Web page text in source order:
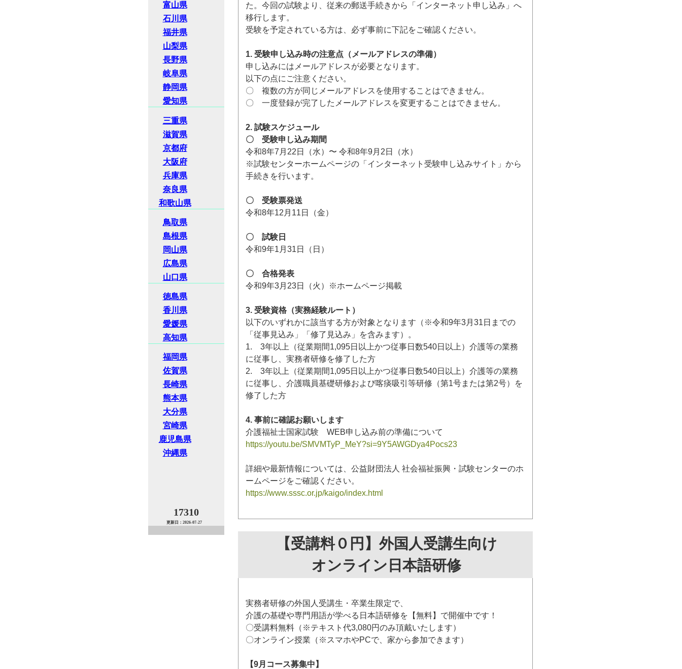
た。今回の試験より、従来の郵送手続きから「インターネット申し込み」へ
移行します。
受験を予定されている方は、必ず事前に下記をご確認ください。
1. 受験申し込み時の注意点（メールアドレスの準備）
申し込みにはメールアドレスが必要となります。
以下の点にご注意ください。
〇 複数の方が同じメールアドレスを使用することはできません。
〇 一度登録が完了したメールアドレスを変更することはできません。
2. 試験スケジュール
〇 受験申し込み期間
令和8年7月22日（水）〜 令和8年9月2日（水）
※試験センターホームページの「インターネット受験申し込みサイト」から
手続きを行います。
〇 受験票発送
令和8年12月11日（金）
〇 試験日
令和9年1月31日（日）
〇 合格発表
令和9年3月23日（火）※ホームページ掲載
3. 受験資格（実務経験ルート）
以下のいずれかに該当する方が対象となります（※令和9年3月31日までの
「従事見込み」「修了見込み」を含みます）。
1. 3年以上（従業期間1,095日以上かつ従事日数540日以上）介護等の業務
に従事し、実務者研修を修了した方
2. 3年以上（従業期間1,095日以上かつ従事日数540日以上）介護等の業務
に従事し、介護職員基礎研修および喀痰吸引等研修（第1号または第2号）を
修了した方
4. 事前に確認お願いします
介護福祉士国家試験 WEB申し込み前の準備について
https://youtu.be/SMVMTyP_MeY?si=9Y5AWGDya4Pocs23
詳細や最新情報については、公益財団法人 社会福祉振興・試験センターのホ
ームページをご確認ください。
https://www.sssc.or.jp/kaigo/index.html
【受講料０円】外国人受講生向け
オンライン日本語研修
実務者研修の外国人受講生・卒業生限定で、
介護の基礎や専門用語が学べる日本語研修を【無料】で開催中です！
〇受講料無料（※テキスト代3,080円のみ頂戴いたします）
〇オンライン授業（※スマホやPCで、家から参加できます）
【9月コース募集中】
富山県
石川県
福井県
山梨県
長野県
岐阜県
静岡県
愛知県
三重県
滋賀県
京都府
大阪府
兵庫県
奈良県
和歌山県
鳥取県
島根県
岡山県
広島県
山口県
徳島県
香川県
愛媛県
高知県
福岡県
佐賀県
長崎県
熊本県
大分県
宮崎県
鹿児島県
沖縄県
17310
更新日：2026-07-27